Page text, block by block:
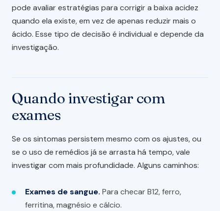
pode avaliar estratégias para corrigir a baixa acidez
quando ela existe, em vez de apenas reduzir mais o
ácido. Esse tipo de decisão é individual e depende da
investigação.
Quando investigar com
exames
Se os sintomas persistem mesmo com os ajustes, ou
se o uso de remédios já se arrasta há tempo, vale
investigar com mais profundidade. Alguns caminhos:
Exames de sangue. Para checar B12, ferro,
ferritina, magnésio e cálcio.